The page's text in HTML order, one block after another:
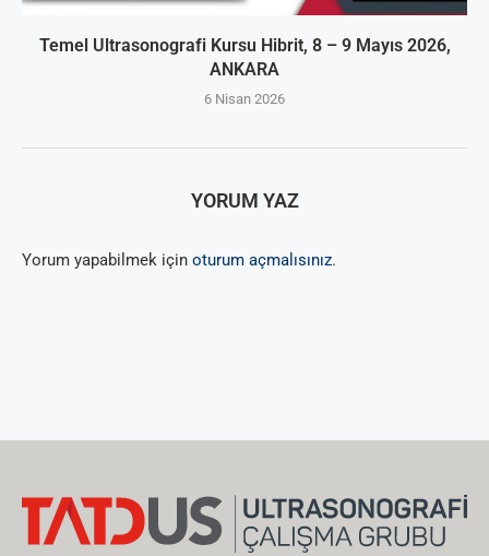
Temel Ultrasonografi Kursu Hibrit, 8 – 9 Mayıs 2026,
ANKARA
6 Nisan 2026
YORUM YAZ
Yorum yapabilmek için oturum açmalısınız.